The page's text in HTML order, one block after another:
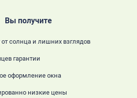
Вы получите
солнца и лишних взглядов
гарантии
оформление окна
низкие цены